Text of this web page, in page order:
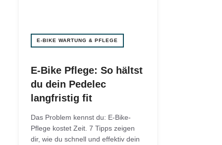
E-BIKE WARTUNG & PFLEGE
E-Bike Pflege: So hältst
du dein Pedelec
langfristig fit
Das Problem kennst du: E-Bike-
Pflege kostet Zeit. 7 Tipps zeigen
dir, wie du schnell und effektiv dein